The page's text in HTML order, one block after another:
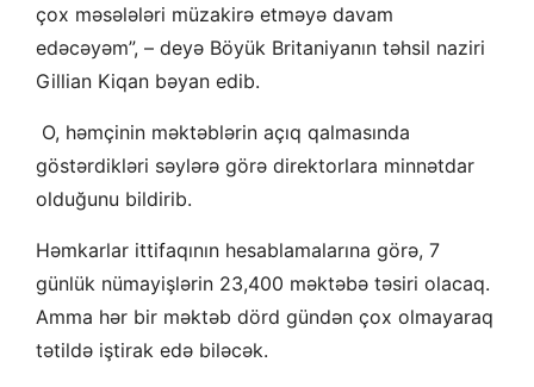
çox məsələləri müzakirə etməyə davam
edəcəyəm”, – deyə Böyük Britaniyanın təhsil naziri
Gillian Kiqan bəyan edib.
O, həmçinin məktəblərin açıq qalmasında
göstərdikləri səylərə görə direktorlara minnətdar
olduğunu bildirib.
Həmkarlar ittifaqının hesablamalarına görə, 7
günlük nümayişlərin 23,400 məktəbə təsiri olacaq.
Amma hər bir məktəb dörd gündən çox olmayaraq
tətildə iştirak edə biləcək.